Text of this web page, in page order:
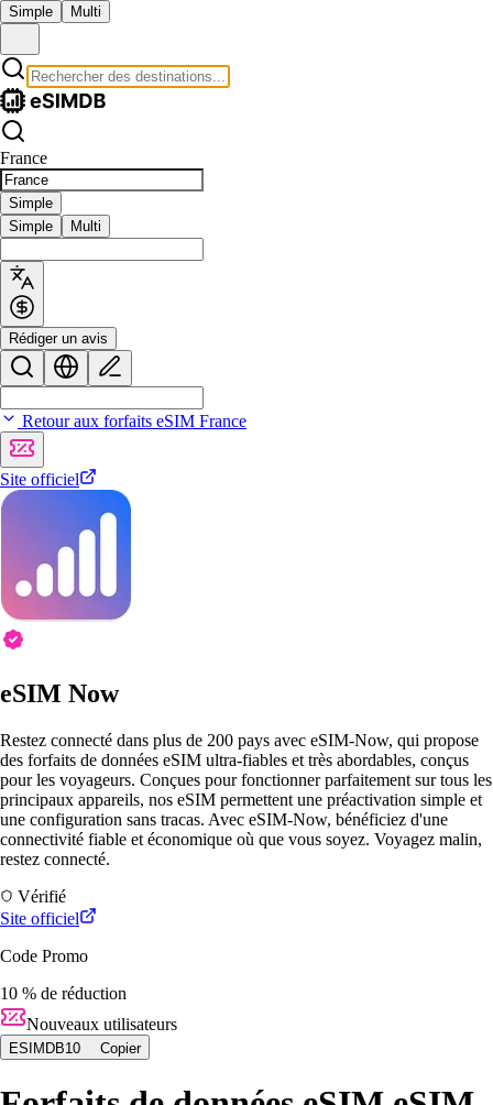
Simple Multi
France
Simple
Simple
Multi
Rédiger un avis
Retour aux forfaits eSIM France
Site officiel
eSIM Now
Restez connecté dans plus de 200 pays avec eSIM-Now, qui propose
des forfaits de données eSIM ultra-fiables et très abordables, conçus
pour les voyageurs. Conçues pour fonctionner parfaitement sur tous les
principaux appareils, nos eSIM permettent une préactivation simple et
une configuration sans tracas. Avec eSIM-Now, bénéficiez d'une
connectivité fiable et économique où que vous soyez. Voyagez malin,
restez connecté.
Vérifié
Site officiel
Code Promo
10 % de réduction
Nouveaux utilisateurs
ESIMDB10 Copier